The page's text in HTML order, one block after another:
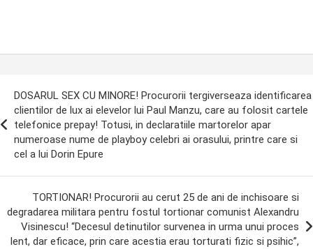
DOSARUL SEX CU MINORE! Procurorii tergiverseaza identificarea
clientilor de lux ai elevelor lui Paul Manzu, care au folosit cartele
telefonice prepay! Totusi, in declaratiile martorelor apar
numeroase nume de playboy celebri ai orasului, printre care si
cel a lui Dorin Epure
TORTIONAR! Procurorii au cerut 25 de ani de inchisoare si
degradarea militara pentru fostul tortionar comunist Alexandru
Visinescu! “Decesul detinutilor survenea in urma unui proces
lent, dar eficace, prin care acestia erau torturati fizic si psihic”,